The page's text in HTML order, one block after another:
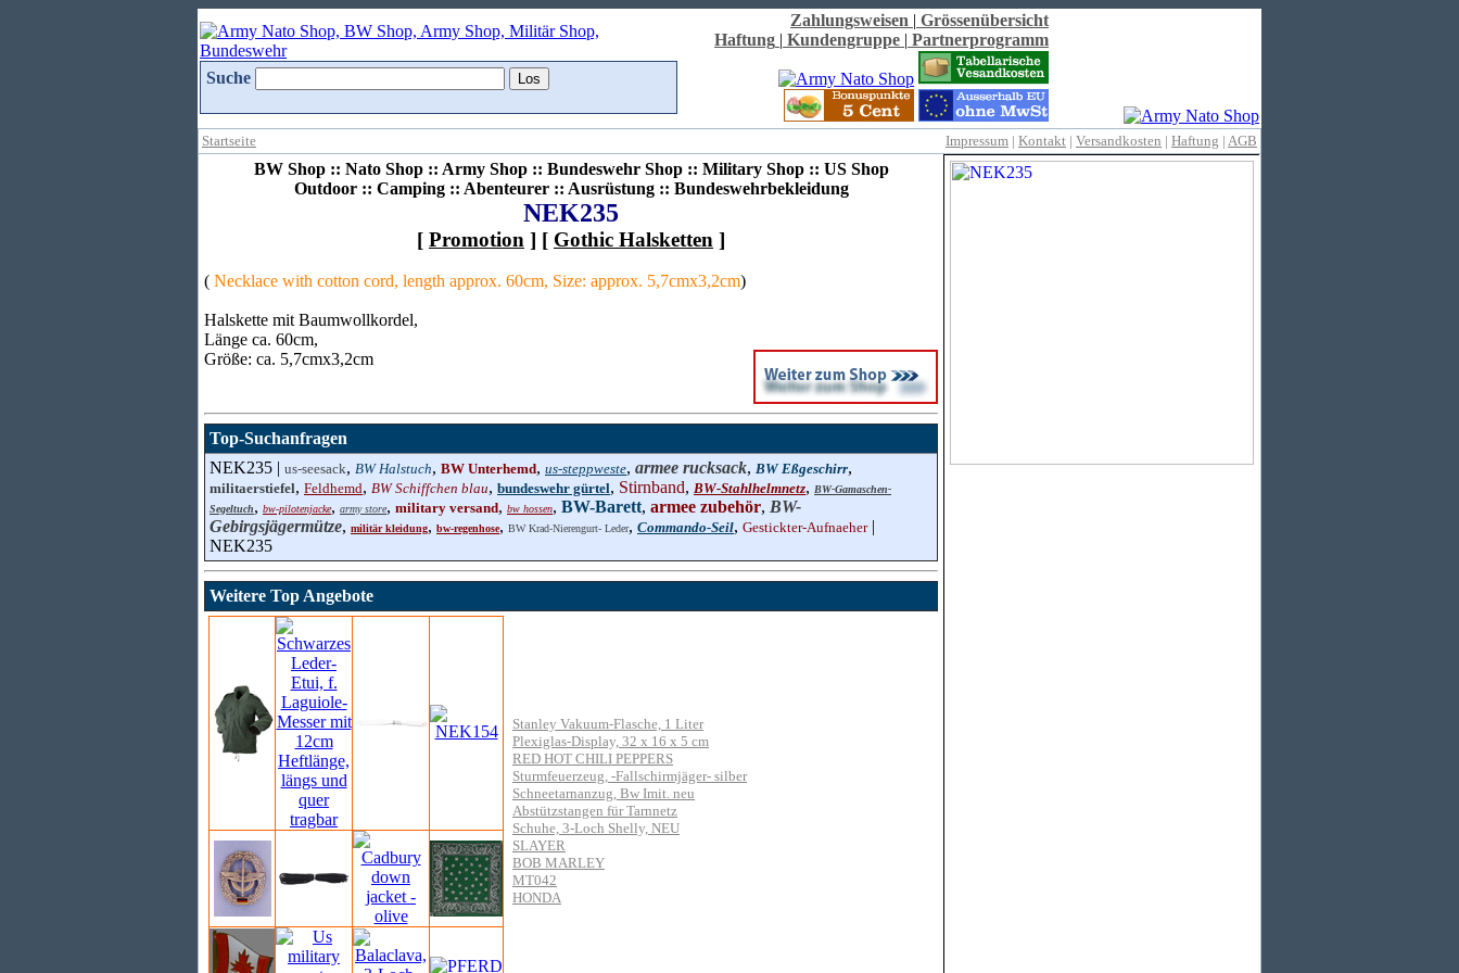
Suche
Zahlungsweisen | Grössenübersicht
Haftung | Kundengruppe | Partnerprogramm
Startseite Impressum | Kontakt | Versandkosten | Haftung | AGB
BW Shop :: Nato Shop :: Army Shop :: Bundeswehr Shop :: Military Shop :: US Shop
Outdoor :: Camping :: Abenteurer :: Ausrüstung :: Bundeswehrbekleidung
NEK235
[ Promotion ] [ Gothic Halsketten ]
( Necklace with cotton cord, length approx. 60cm, Size: approx. 5,7cmx3,2cm)
Halskette mit Baumwollkordel,
Länge ca. 60cm,
Größe: ca. 5,7cmx3,2cm
Top-Suchanfragen
NEK235 | us-seesack, BW Halstuch, BW Unterhemd, us-steppweste, armee rucksack, BW Eßgeschirr,
militaerstiefel, Feldhemd, BW Schiffchen blau, bundeswehr gürtel, Stirnband, BW-Stahlhelmnetz, BW-Gamaschen-
Segeltuch, bw-pilotenjacke, army store, military versand, bw hossen, BW-Barett, armee zubehör, BW-
Gebirgsjägermütze, militär kleidung, bw-regenhose, BW Krad-Nierengurt- Leder, Commando-Seil, Gestickter-Aufnaeher|
NEK235
Weitere Top Angebote
Stanley Vakuum-Flasche, 1 Liter
Plexiglas-Display, 32 x 16 x 5 cm
RED HOT CHILI PEPPERS
Sturmfeuerzeug, -Fallschirmjäger- silber
Schneetarnanzug, Bw Imit. neu
Abstützstangen für Tarnnetz
Schuhe, 3-Loch Shelly, NEU
SLAYER
BOB MARLEY
MT042
HONDA